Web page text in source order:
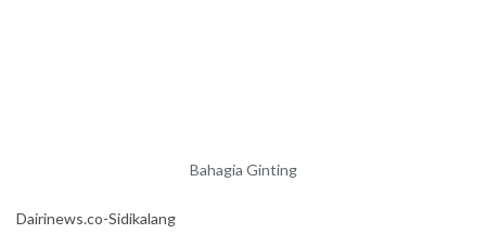
Bahagia Ginting
Dairinews.co-Sidikalang